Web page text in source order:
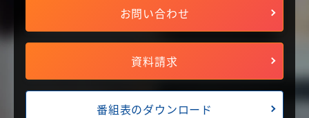
お問い合わせ
資料請求
番組表のダウンロード